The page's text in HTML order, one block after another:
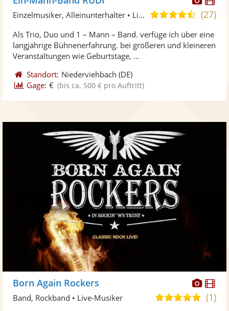
Fotos
4,7
5
(27)
Einzelmusiker, Alleinunterhalter • Live-Musiker
Als Trio, Duo und 1 – Mann – Band. verfüge ich über eine
langjährige Bühnenerfahrung. bei größeren und kleineren
Veranstaltungen wie Geburtstage, ...
Standort: Niederviehbach (DE)
Gage: € (bis ca. 500 € pro Auftritt)
Born Again Rockers
5,0(1)
Band, Rockband • Live-Musiker